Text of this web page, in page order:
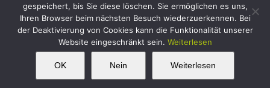
Copyright 2019 Biogärtner Ploberger | Alle Rechte vorbehalten
FacebookInstagram
TwitterYouTube
This website uses cookies and third party
gespeichert, bis Sie diese löschen. Sie ermöglichen es uns,
Ihren Browser beim nächsten Besuch wiederzuerkennen. Bei
der Deaktivierung von Cookies kann die Funktionalität unserer
Website eingeschränkt sein. Weiterlesen
OK Nein Weiterlesen